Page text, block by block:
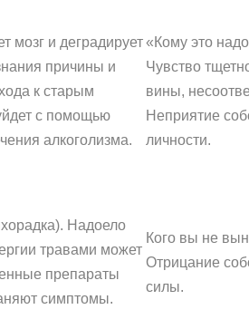
мозг и деградирует
причины и
к старым
с помощью
алкоголизма.
«Кому это
Чувство
вины,
Неприятие
личности.
Надоело
травами может
препараты
симптомы.
Кого вы не
Отрицание
силы.